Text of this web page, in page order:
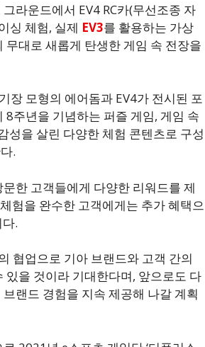
라운드에서 EV4 RC카(무선조종 자
싱 체험, 실제 EV3를 활용하는 가상
대로 새롭게 탄생한 게임 속 전장을
장 모형의 에어돔과 EV4가 전시된 포
주년을 기념하는 퍼즐 게임, 게임 속
성을 살린 다양한 체험 콘텐츠로 구성
.
한 고객들에게 다양한 리워드를 제
험을 완수한 고객에게는 추가 혜택으
.
협업으로 기아 브랜드와 고객 간의
을 것이라 기대한다며, 앞으로도 다
랜드 경험을 지속 제공해 나갈 계획